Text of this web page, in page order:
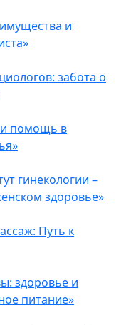
и
забота о
и помощь в
гинекологии –
здоровье»
Путь к
здоровье и
питание»